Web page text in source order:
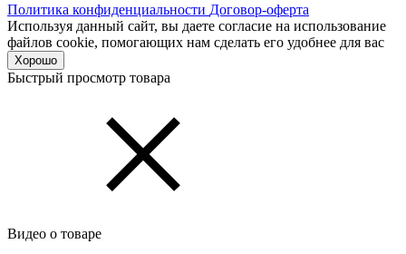
Политика конфиденциальности Договор-оферта
Используя данный сайт, вы даете согласие на использование
файлов cookie, помогающих нам сделать его удобнее для вас
Хорошо
Быстрый просмотр товара
Видео о товаре